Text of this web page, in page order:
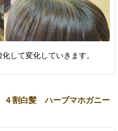
して変化していきます。
割白髪 ハーブマホガニー